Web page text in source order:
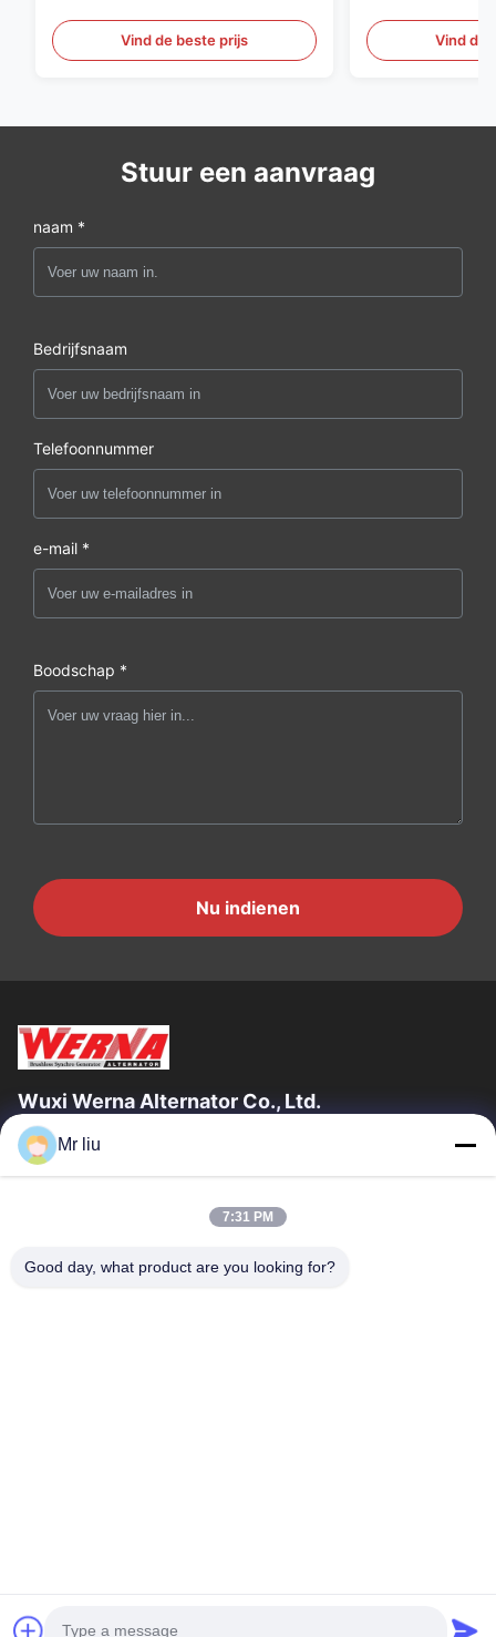
Vind de beste prijs Vind de
Stuur een aanvraag
naam *
Bedrijfsnaam
Telefoonnummer
e-mail *
Boodschap *
Nu indienen
Wuxi Werna Alternator Co., Ltd.
Snelle Links
Over Ons
Fabriekstocht
Kwaliteitscontrole
Mr liu
7:31 PM
Good day, what product are you looking for?